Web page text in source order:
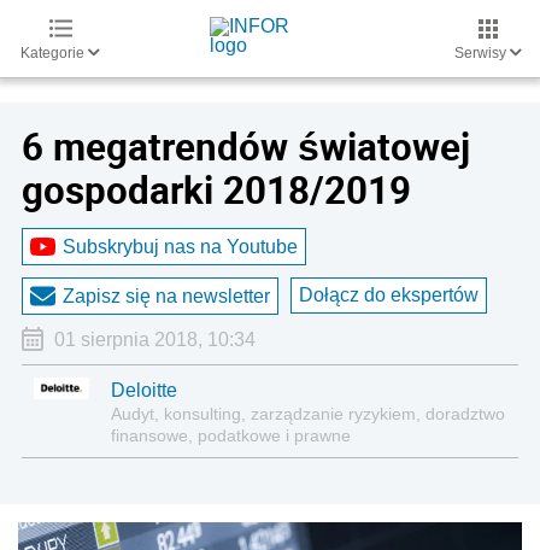
Kategorie Serwisy
6 megatrendów światowej
gospodarki 2018/2019
Subskrybuj nas na Youtube
Zapisz się na newsletter Dołącz do ekspertów
01 sierpnia 2018, 10:34
Deloitte
Audyt, konsulting, zarządzanie ryzykiem, doradztwo
finansowe, podatkowe i prawne